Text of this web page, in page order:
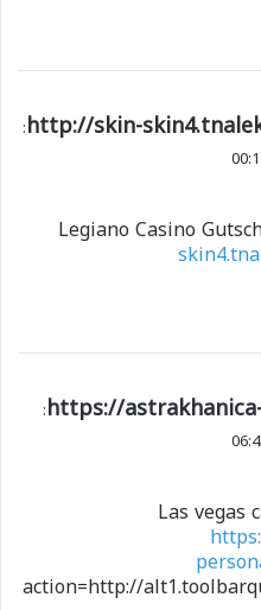
http://skin-
:
Legiano Casino
https://
:
Las vegas
action=http://